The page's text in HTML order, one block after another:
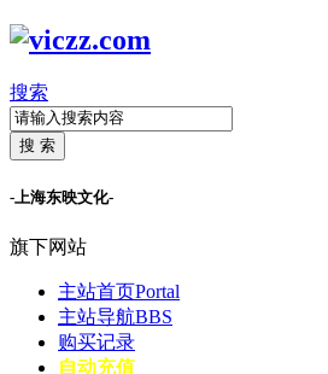
搜索
搜 索
-上海东映文化-
旗下网站
主站首页Portal
主站导航BBS
购买记录
自动充值